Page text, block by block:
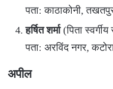
पता: काठाकोनी,
हर्षित शर्मा(पिता
पता: अरविंद नगर,
अपील